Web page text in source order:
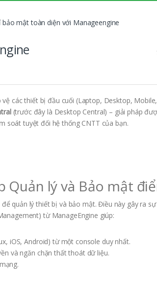
bảo mật toàn diện với Manageengine
các thiết bị đầu cuối (Laptop, Desktop,
(trước đây là Desktop Central) – giải pháp
soát tuyệt đối hệ thống CNTT của bạn.
lý và Bảo mật
quản lý thiết bị và bảo mật. Điều này gây ra
từ ManageEngine giúp:
iOS, Android) từ một console duy nhất.
và ngăn chặn thất thoát dữ liệu.